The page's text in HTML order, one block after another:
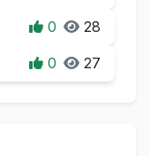
0 28
0 27